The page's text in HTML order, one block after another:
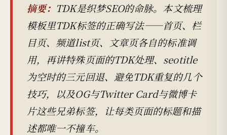
摘要： TDK是织梦SEO的命脉。本文梳理
模板里TDK标签的正确写法——首页、栏
目页、频道list页、文章页各自的标准调
用，再讲特殊页面的TDK处理、seotitle
为空时的三元回退、避免TDK重复的几个
技巧，以及OG与Twitter Card与微博卡
片这些兄弟标签，让每类页面的标题和描
述都唯一不撞车。